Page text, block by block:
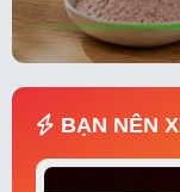
BẠN NÊN